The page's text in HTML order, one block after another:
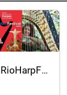
RioHarpFestival: